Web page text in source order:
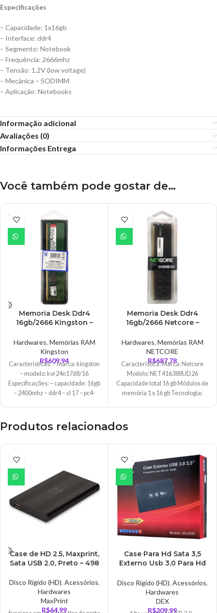
Especificações
– Capacidade: 1x16gb
– Interface: ddr4
– Segmento: Notebook
– Frequência: 2666mhz
– Tensão: 1.2V (low voltage)
– Mecânica – SODIMM
– Aplicação: Notebooks
Informação adicional
Avaliações (0)
Informações Entrega
Você também pode gostar de…
ESGO
TADO
Memoria Desk Ddr4
16gb/2666 Kingston –
Hardwares, Memórias RAM
Kingston
R$609,94
Características: – marca: kingston
– modelo: kvr24n17d8/16
Especificações: – capacidade: 16gb
– 2400mhz – ddr4 – cl 17 – pc4-
Memoria Desk Ddr4
16gb/2666 Netcore –
Hardwares, Memórias RAM
NETCORE
R$687,78
Caracteristica: Marca: Netcore
Modelo: NET416388UD26
Capacidade total 16 gb Módulos de
memória 1 x 16 gb Tecnologia:
Produtos relacionados
ESGO
TADO
Case de HD 2.5, Maxprint,
Sata USB 2.0, Preto – 498
Disco Rígido (HD), Acessórios,
Hardwares
MaxPrint
R$64,99
ESGO
TADO
Case Para Hd Sata 3,5
Externo Usb 3,0 Para Hd
Disco Rígido (HD), Acessórios,
Hardwares
DEX
R$209,99